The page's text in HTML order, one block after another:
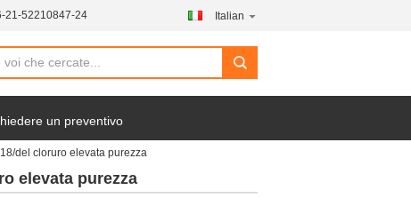
21-52210847-24 Italian
search
un preventivo
del cloruro elevata purezza
elevata purezza